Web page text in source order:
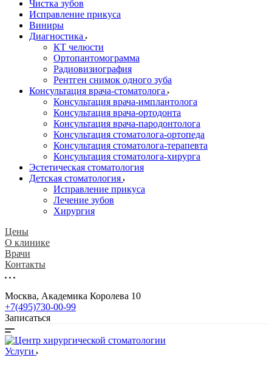
Чистка зубов
Исправление прикуса
Виниры
Диагностика
КТ челюсти
Ортопантомограмма
Радиовизиография
Рентген снимок одного зуба
Консультация врача-стоматолога
Консультация врача-имплантолога
Консультация врача-ортодонта
Консультация врача-пародонтолога
Консультация стоматолога-ортопеда
Консультация стоматолога-терапевта
Консультация стоматолога-хирурга
Эстетическая стоматология
Детская стоматология
Исправление прикуса
Лечение зубов
Хирургия
Цены
О клинике
Врачи
Контакты
Москва, Академика Королева 10
+7(495)730-00-99
Записаться
Услуги